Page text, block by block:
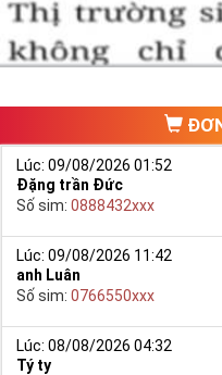
Lúc: 09/08/2026 01:52
Đặng trần Đức
Số sim: 0888432xxx
Lúc: 09/08/2026 11:42
anh Luân
Số sim: 0766550xxx
Lúc: 08/08/2026 04:32
Tý ty